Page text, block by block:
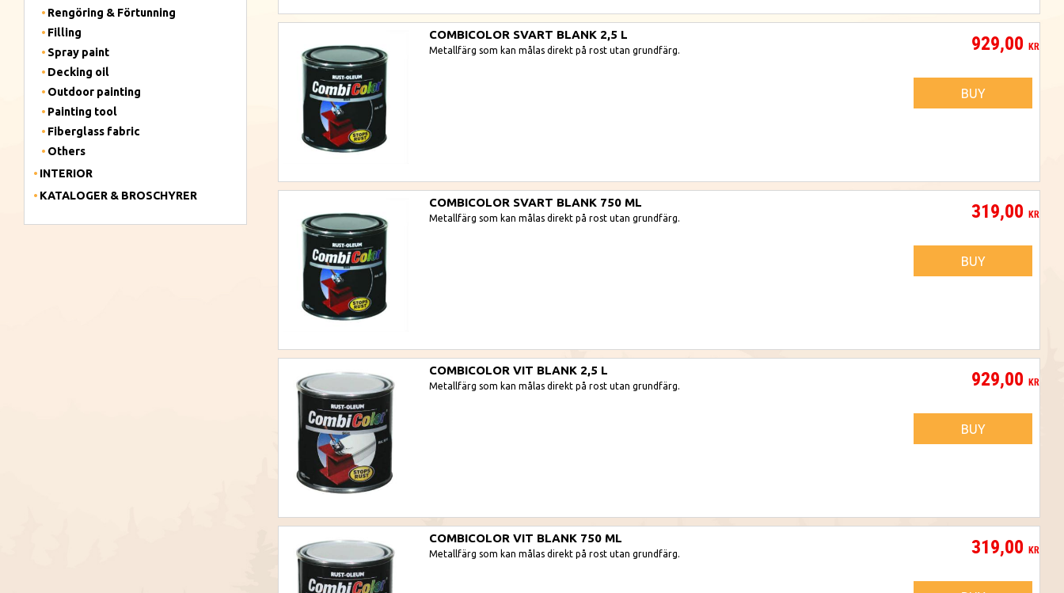
COMBICOLOR SVART BLANK 2,5 L
Metallfärg som kan målas direkt på rost utan grundfärg. 929,00 KR
BUY
COMBICOLOR SVART BLANK 750 ML
Metallfärg som kan målas direkt på rost utan grundfärg. 319,00 KR
BUY
COMBICOLOR VIT BLANK 2,5 L
Metallfärg som kan målas direkt på rost utan grundfärg. 929,00 KR
BUY
COMBICOLOR VIT BLANK 750 ML
Metallfärg som kan målas direkt på rost utan grundfärg. 319,00 KR
Rengöring & Förtunning
Filling
Spray paint
Decking oil
Outdoor painting
Painting tool
Fiberglass fabric
Others
INTERIOR
KATALOGER & BROSCHYRER